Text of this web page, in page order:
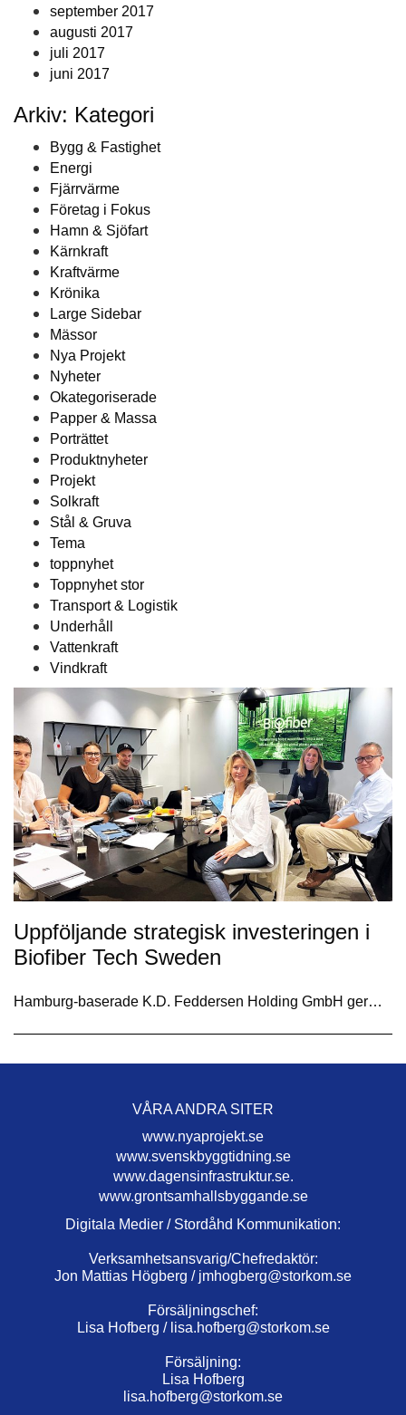
september 2017
augusti 2017
juli 2017
juni 2017
Arkiv: Kategori
Bygg & Fastighet
Energi
Fjärrvärme
Företag i Fokus
Hamn & Sjöfart
Kärnkraft
Kraftvärme
Krönika
Large Sidebar
Mässor
Nya Projekt
Nyheter
Okategoriserade
Papper & Massa
Porträttet
Produktnyheter
Projekt
Solkraft
Stål & Gruva
Tema
toppnyhet
Toppnyhet stor
Transport & Logistik
Underhåll
Vattenkraft
Vindkraft
Uppföljande strategisk investeringen i
Biofiber Tech Sweden
Hamburg-baserade K.D. Feddersen Holding GmbH ger…
VÅRA ANDRA SITER
www.nyaprojekt.se
www.svenskbyggtidning.se
www.dagensinfrastruktur.se.
www.grontsamhallsbyggande.se
Digitala Medier / Stordåhd Kommunikation:
Verksamhetsansvarig/Chefredaktör:
Jon Mattias Högberg / jmhogberg@storkom.se
Försäljningschef:
Lisa Hofberg / lisa.hofberg@storkom.se
Försäljning:
Lisa Hofberg
lisa.hofberg@storkom.se